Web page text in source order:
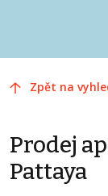
Zpět na
Prodej
Pattaya